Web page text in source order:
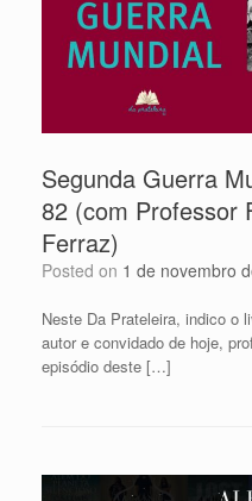
Segunda Guerra
82 (com Professor
Ferraz)
Posted on 1 de novembro
Neste Da Prateleira, indico o
autor e convidado de hoje,
episódio deste […]